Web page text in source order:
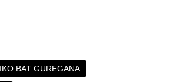
BAT GUREGANA